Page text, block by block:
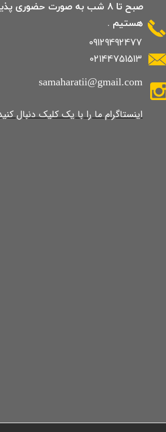
09129492477
02144751513
صبح تا 8 شب به صورت حضوری
هستیم .
samaharatii@gmail.com
​​​​​​​​​اینستاگرام ما را با یک کلیک دنبال